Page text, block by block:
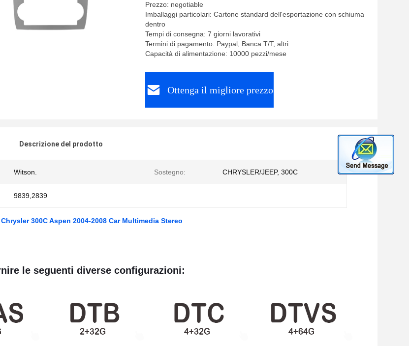
Prezzo: negotiable
Imballaggi particolari: Cartone standard dell'esportazione con schiuma
dentro
Tempi di consegna: 7 giorni lavorativi
Termini di pagamento: Paypal, Banca T/T, altri
Capacità di alimentazione: 10000 pezzi/mese
Ottenga il migliore prezzo
Descrizione del prodotto
Witson. Sostegno: CHRYSLER/JEEP, 300C
9839,2839
300C Aspen 2004-2008 Car Multimedia Stereo
le seguenti diverse configurazioni: